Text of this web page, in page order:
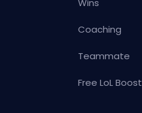
Wins
Coaching
Teammate
Free LoL Boost